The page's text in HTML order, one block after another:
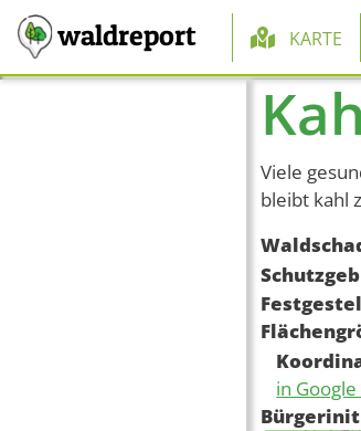
waldreport KARTE
Viele
bleibt kahl
in